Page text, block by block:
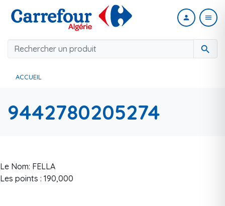
search
person menu
ACCUEIL
9442780205274
Le Nom: FELLA
Les points : 190,000